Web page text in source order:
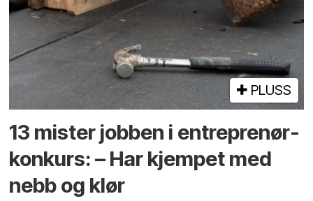
PLUSS
13 mister jobben i entreprenør­
konkurs: – Har kjempet med
nebb og klør